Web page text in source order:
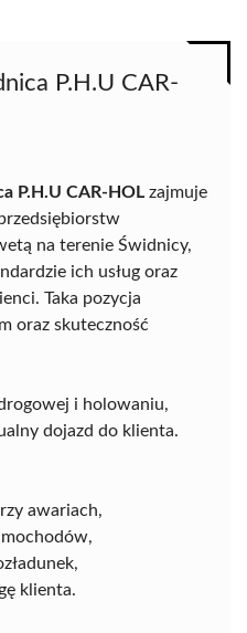
P.H.U CAR-
P.H.U CAR-HOL zajmuje
na terenie Świdnicy,
ich usług oraz
Taka pozycja
oraz skuteczność
i holowaniu,
dojazd do klienta.
awariach,
klienta.